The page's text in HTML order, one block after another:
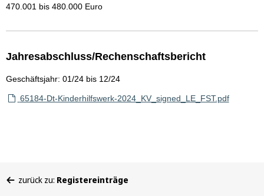
470.001 bis 480.000 Euro
Jahresabschluss/Rechenschaftsbericht
Geschäftsjahr: 01/24 bis 12/24
65184-Dt-Kinderhilfswerk-2024_KV_signed_LE_FST.pdf
befinden
zurück zu: Registereinträge